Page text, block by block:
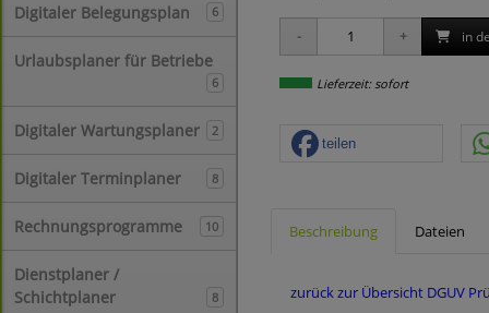
Digitaler Belegungsplan 6
Urlaubsplaner für Betriebe
6
Digitaler Wartungsplaner 2
Digitaler Terminplaner 8
Rechnungsprogramme 10
Dienstplaner /
Schichtplaner
8
in
Lieferzeit: sofort
teilen
Beschreibung Dateien
zurück zur Übersicht DGUV